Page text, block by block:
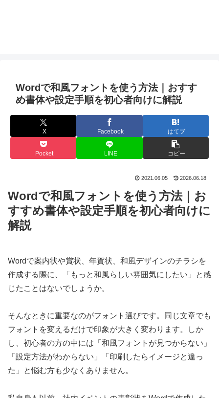
Wordで和風フォントを使う方法｜おすす
め書体や設定手順を初心者向けに解説
X Facebook はてブ
Pocket LINE コピー
2021.06.05 2026.06.18
Wordで和風フォントを使う方法｜お
すすめ書体や設定手順を初心者向けに
解説
Wordで案内状や賞状、年賀状、和風デザインのチラシを
作成する際に、「もっと和風らしい雰囲気にしたい」と感
じたことはないでしょうか。
そんなときに重要なのがフォント選びです。同じ文章でも
フォントを変えるだけで印象が大きく変わります。しか
し、初心者の方の中には「和風フォントが見つからない」
「設定方法がわからない」「印刷したらイメージと違っ
た」と悩む方も少なくありません。